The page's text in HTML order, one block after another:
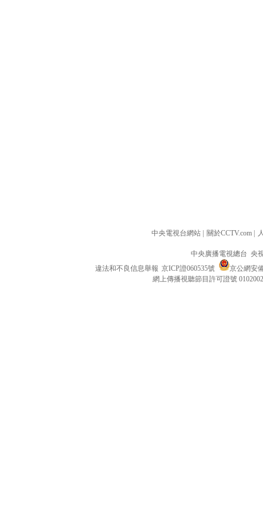
中央電視台網站 關於CCTV.com
中央廣播電視總台 央
違法和不良信息舉報 京ICP證060535號
京公網安
網上傳播視聽節目許可證號